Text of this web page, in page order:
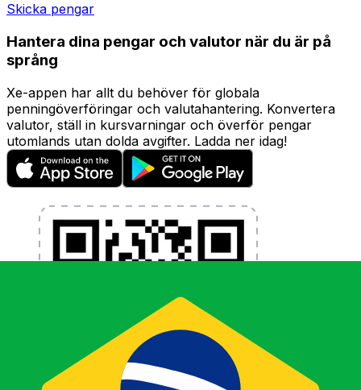
Skicka pengar
Hantera dina pengar och valutor när du är på
språng
Xe-appen har allt du behöver för globala
penningöverföringar och valutahantering. Konvertera
valutor, ställ in kursvarningar och överför pengar
utomlands utan dolda avgifter. Ladda ner idag!